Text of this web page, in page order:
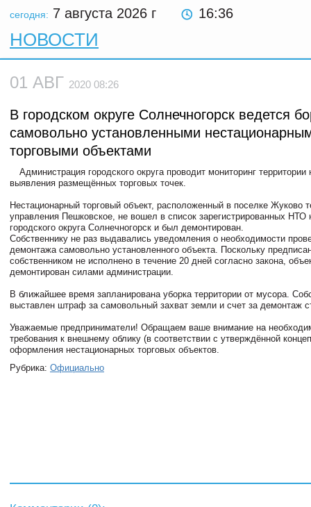
сегодня: 7 августа 2026 г 16:36
НОВОСТИ
01 АВГ 2020 08:26
В городском округе Солнечногорск ведется
самовольно установленными
торговыми объектами
Администрация городского округа проводит мониторинг территории
выявления размещённых торговых точек.
Нестационарный торговый объект, расположенный в поселке Жуково
управления Пешковское, не вошел в список зарегистрированных НТО
городского округа Солнечногорск и был демонтирован.
Собственнику не раз выдавались уведомления о необходимости
демонтажа самовольно установленного объекта. Поскольку
собственником не исполнено в течение 20 дней согласно закона,
демонтирован силами администрации.
В ближайшее время запланирована уборка территории от мусора.
выставлен штраф за самовольный захват земли и счет за демонтаж
Уважаемые предприниматели! Обращаем ваше внимание на
требования к внешнему облику (в соответствии с утверждённой
оформления нестационарных торговых объектов.
Рубрика: Официально